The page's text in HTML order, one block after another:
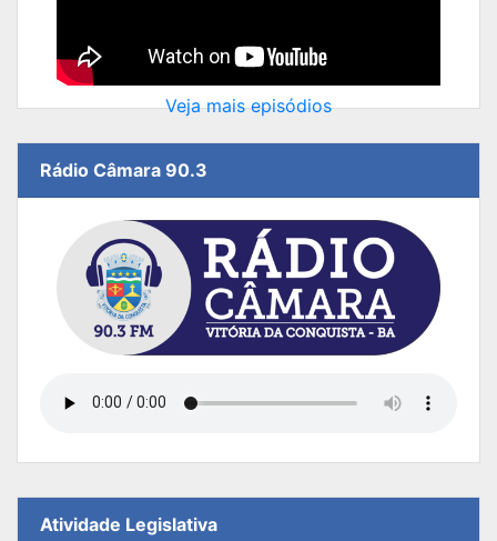
Veja mais episódios
Rádio Câmara 90.3
Atividade Legislativa